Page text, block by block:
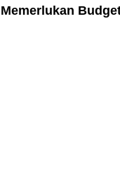
Memerlukan